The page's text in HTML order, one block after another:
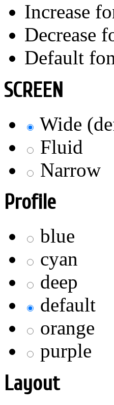
Increase
Decrease
Default
SCREEN
Wide
Fluid
Narrow
Profile
blue
cyan
deep
default
orange
purple
Layout